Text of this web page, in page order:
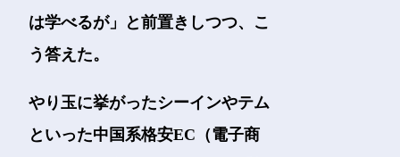
は学べるが」と前置きしつつ、こ
う答えた。
やり玉に挙がったシーインやテム
といった中国系格安EC（電子商